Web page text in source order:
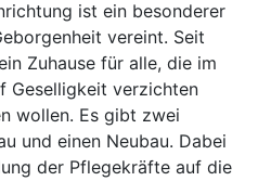
ist ein besonderer
vereint. Seit
Zuhause für alle, die im
Geselligkeit verzichten
wollen. Es gibt zwei
und einen Neubau. Dabei
der Pflegekräfte auf die